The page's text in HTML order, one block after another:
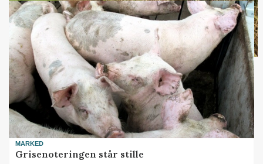
MARKED
Grisenoteringen står stille